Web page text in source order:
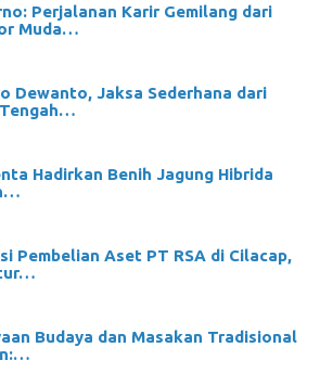
Perjalanan Karir Gemilang dari
Muda…
Dewanto, Jaksa Sederhana dari
Hadirkan Benih Jagung Hibrida
Pembelian Aset PT RSA di Cilacap,
Budaya dan Masakan Tradisional